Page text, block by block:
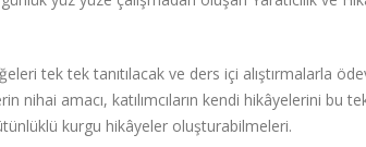
tek tek tanıtılacak ve ders içi alıştırmalarla
amacı, katılımcıların kendi hikâyelerini bu
kurgu hikâyeler oluşturabilmeleri.